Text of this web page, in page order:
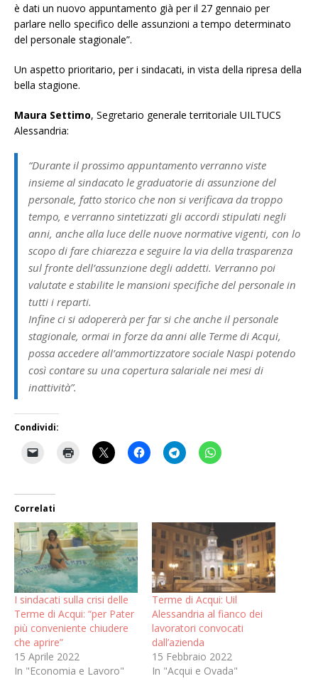
è dati un nuovo appuntamento già per il 27 gennaio per
parlare nello specifico delle assunzioni a tempo determinato
del personale stagionale”.
Un aspetto prioritario, per i sindacati, in vista della ripresa della
bella stagione.
Maura Settimo, Segretario generale territoriale UILTUCS
Alessandria:
“Durante il prossimo appuntamento verranno viste
insieme al sindacato le graduatorie di assunzione del
personale, fatto storico che non si verificava da troppo
tempo, e verranno sintetizzati gli accordi stipulati negli
anni, anche alla luce delle nuove normative vigenti, con lo
scopo di fare chiarezza e seguire la via della trasparenza
sul fronte dell’assunzione degli addetti. Verranno poi
valutate e stabilite le mansioni specifiche del personale in
tutti i reparti.
Infine ci si adopererà per far si che anche il personale
stagionale, ormai in forze da anni alle Terme di Acqui,
possa accedere all’ammortizzatore sociale Naspi potendo
così contare su una copertura salariale nei mesi di
inattività”.
Condividi:
Correlati
I sindacati sulla crisi delle
Terme di Acqui: “per Pater
più conveniente chiudere
che aprire”
15 Aprile 2022
In "Economia e Lavoro"
Terme di Acqui: Uil
Alessandria al fianco dei
lavoratori convocati
dall’azienda
15 Febbraio 2022
In "Acqui e Ovada"